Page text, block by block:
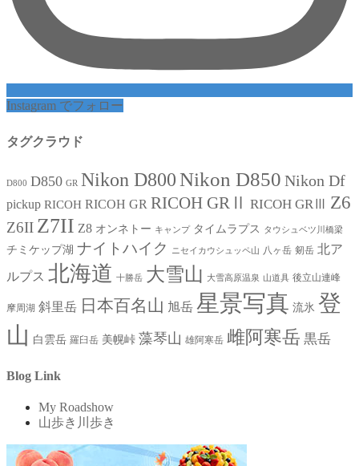
Instagram でフォロー
タグクラウド
D800 D850 GR Nikon D800Nikon D850 Nikon Df
pickup RICOH RICOH GR RICOH GRⅡ RICOH GRⅢ Z6
Z6II Z7II Z8 オンネトー キャンプ タイムラプス タウシュベツ川橋梁
チミケップ湖 ナイトハイク ニセイカウシュッペ山 八ヶ岳 剱岳 北ア
ルプス 北海道 十勝岳 大雪山 大雪高原温泉 山道具 後立山連峰
摩周湖 斜里岳 日本百名山 旭岳 星景写真 流氷 登
山 白雲岳 羅臼岳 美幌峠 藻琴山 雄阿寒岳 雌阿寒岳 黒岳
Blog Link
My Roadshow
山歩き川歩き